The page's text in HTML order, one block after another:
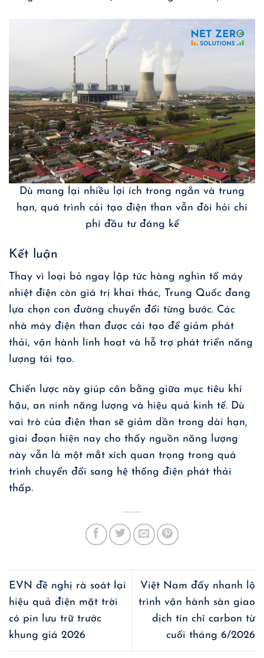
Dù mang lại nhiều lợi ích trong ngắn và trung
hạn, quá trình cải tạo điện than vẫn đòi hỏi chi
phí đầu tư đáng kể
Kết luận
Thay vì loại bỏ ngay lập tức hàng nghìn tổ máy
nhiệt điện còn giá trị khai thác, Trung Quốc đang
lựa chọn con đường chuyển đổi từng bước. Các
nhà máy điện than được cải tạo để giảm phát
thải, vận hành linh hoạt và hỗ trợ phát triển năng
lượng tái tạo.
Chiến lược này giúp cân bằng giữa mục tiêu khí
hậu, an ninh năng lượng và hiệu quả kinh tế. Dù
vai trò của điện than sẽ giảm dần trong dài hạn,
giai đoạn hiện nay cho thấy nguồn năng lượng
này vẫn là một mắt xích quan trọng trong quá
trình chuyển đổi sang hệ thống điện phát thải
thấp.
EVN đề nghị rà soát lại
hiệu quả điện mặt trời
có pin lưu trữ trước
khung giá 2026
Việt Nam đẩy nhanh lộ
trình vận hành sàn giao
dịch tín chỉ carbon từ
cuối tháng 6/2026